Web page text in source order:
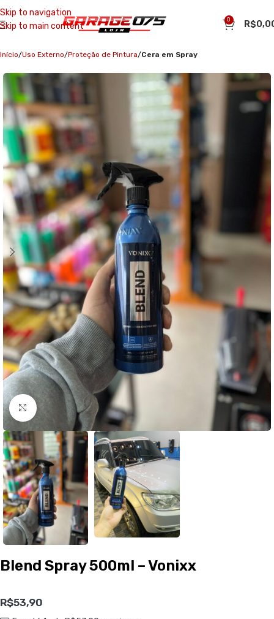
Skip to navigation
Skip to main content
0 R$
Início Uso Externo Proteção de Pintura Cera em Spray
Clique para ampliar
Blend Spray 500ml – Vonixx
R$53,90